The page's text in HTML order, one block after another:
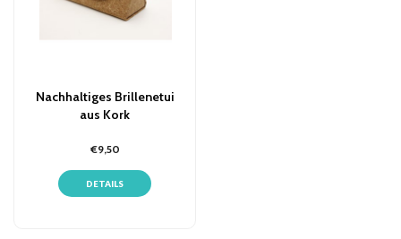
Nachhaltiges Brillenetui
aus Kork
€9,50
DETAILS